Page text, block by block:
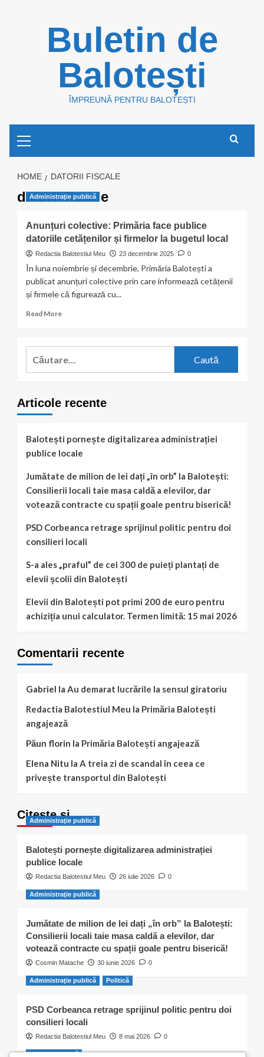
Buletin de
Balotești
ÎMPREUNĂ PENTRU BALOTEȘTI
Menu
HOME DATORII FISCALE
datorii fiscale
Administraţie publică
Anunțuri colective: Primăria face publice
datoriile cetățenilor și firmelor la bugetul local
Redactia Balotestiul Meu 23 decembrie 2025 0
În luna noiembrie și decembrie, Primăria Balotești a
publicat anunțuri colective prin care informează cetățenii
și firmele că figurează cu...
Read MoreRead
Anunțuri
colective:
datoriile
firmelor
bugetul
Caută
Articole recente
Balotești pornește digitalizarea administrației
publice locale
Jumătate de milion de lei dați „în orb” la Balotești:
Consilierii locali taie masa caldă a elevilor, dar
votează contracte cu spații goale pentru biserică!
PSD Corbeanca retrage sprijinul politic pentru doi
consilieri locali
S-a ales „praful” de cei 300 de puieți plantați de
elevii școlii din Balotești
Elevii din Balotești pot primi 200 de euro pentru
achiziția unui calculator. Termen limită: 15 mai 2026
Comentarii recente
Gabriel la Au demarat lucrările la sensul giratoriu
Redactia Balotestiul Meu la Primăria Balotești
angajează
Păun florin la Primăria Balotești angajează
Elena Nitu la A treia zi de scandal în ceea ce
privește transportul din Balotești
Citește și…
Administraţie publică
Balotești pornește digitalizarea administrației
publice locale
Redactia Balotestiul Meu 26 iulie 2026 0
Administraţie publică
Jumătate de milion de lei dați „în orb” la Balotești:
Consilierii locali taie masa caldă a elevilor, dar
votează contracte cu spații goale pentru biserică!
Cosmin Matache 30 iunie 2026 0
Administraţie publică Politică
PSD Corbeanca retrage sprijinul politic pentru doi
consilieri locali
Redactia Balotestiul Meu 8 mai 2026 0
Activitate civică